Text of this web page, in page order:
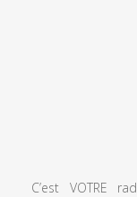
C’est VOTRE